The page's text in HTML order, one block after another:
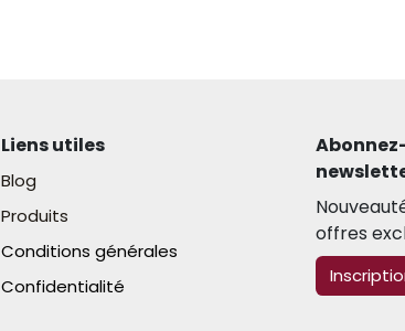
Liens utiles
Blog
Produits
Conditions générales
Confidentialité
offres